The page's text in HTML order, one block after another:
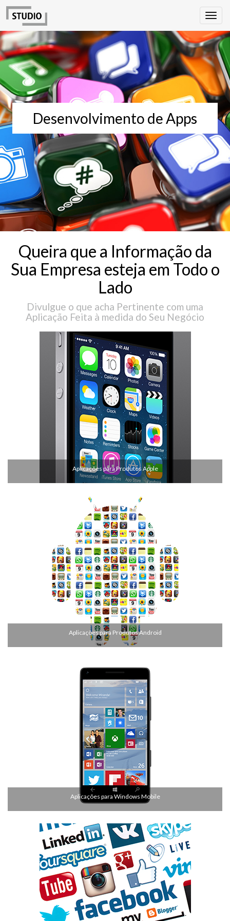
Desenvolvimento de Apps
Queira que a Informação da
Sua Empresa esteja em Todo o
Lado
Divulgue o que acha Pertinente com uma
Aplicação Feita à medida do Seu Negócio
Aplicações para Produtos Apple
Aplicações para Produtos Android
Aplicações para Windows Mobile